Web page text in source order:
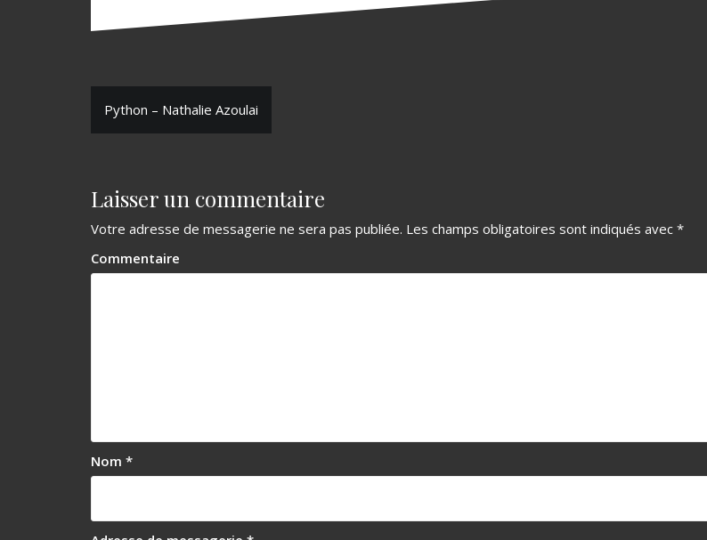
N
i
g
a
e
l
a
Python – Nathalie Azoulai
Laisser un commentaire
Votre adresse de messagerie ne sera pas publiée. Les champs obligatoires sont indiqués avec *
Commentaire
Nom *